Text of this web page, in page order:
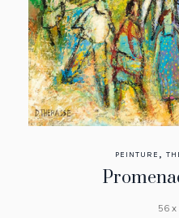
PEINTURE ,
56 x